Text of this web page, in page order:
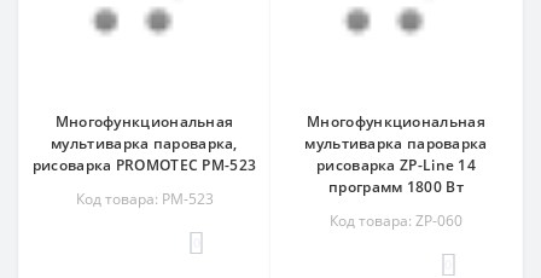
Многофункциональная
мультиварка пароварка,
рисоварка PROMOTEC PM-523
Код товара: PM-523
Многофункциональная
мультиварка пароварка
рисоварка ZP-Line 14
программ 1800 Вт
Код товара: ZP-060